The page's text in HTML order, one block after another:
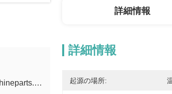
bovinx@milkmachineparts.com
詳細情報
詳細情報
起源の場所: